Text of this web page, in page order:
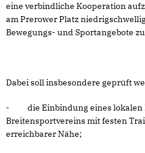
eine verbindliche Kooperation
am Prerower Platz
Bewegungs- und Sportangebote
Dabei soll insbesondere geprüft
- die Einbindung eines lokalen
Breitensportvereins mit festen
erreichbarer Nähe;